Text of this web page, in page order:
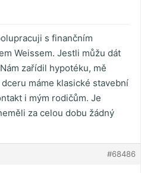
s finančním
Weissem. Jestli můžu dát
zařídil hypotéku, mě
máme klasické stavební
i mým rodičům. Je
za celou dobu žádný
#68486